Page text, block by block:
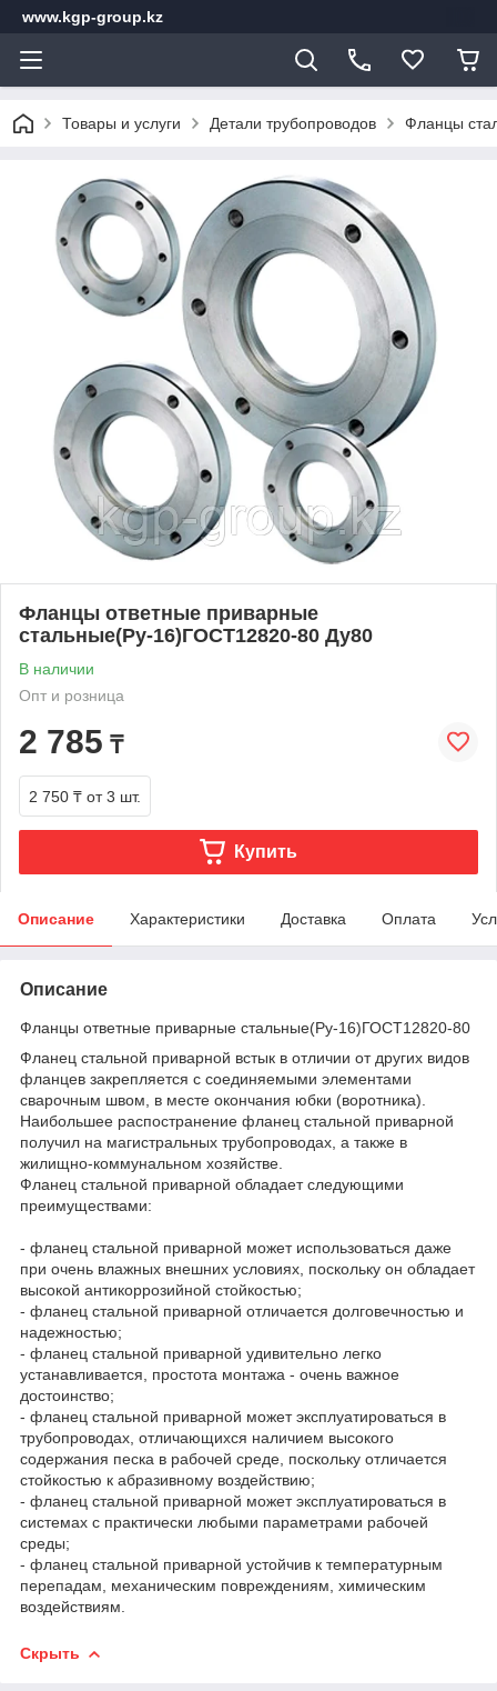
www.kgp-group.kz
Товары и услуги Детали трубопроводов Фланцы
Фланцы ответные приварные
стальные(Ру-16)ГОСТ12820-80 Ду80
В наличии
Опт и розница
2 785 ₸
2 750 ₸ от 3 шт.
Купить
Описание Характеристики Доставка Оплата
Описание
Фланцы ответные приварные стальные(Ру-16)ГОСТ12820-80
Фланец стальной приварной встык в отличии от других видов
фланцев закрепляется с соединяемыми элементами
сварочным швом, в месте окончания юбки (воротника).
Наибольшее распостранение фланец стальной приварной
получил на магистральных трубопроводах, а также в
жилищно-коммунальном хозяйстве.
Фланец стальной приварной обладает следующими
преимуществами:
- фланец стальной приварной может использоваться даже
при очень влажных внешних условиях, поскольку он обладает
высокой антикоррозийной стойкостью;
- фланец стальной приварной отличается долговечностью и
надежностью;
- фланец стальной приварной удивительно легко
устанавливается, простота монтажа - очень важное
достоинство;
- фланец стальной приварной может эксплуатироваться в
трубопроводах, отличающихся наличием высокого
содержания песка в рабочей среде, поскольку отличается
стойкостью к абразивному воздействию;
- фланец стальной приварной может эксплуатироваться в
системах с практически любыми параметрами рабочей
среды;
- фланец стальной приварной устойчив к температурным
перепадам, механическим повреждениям, химическим
воздействиям.
Скрыть